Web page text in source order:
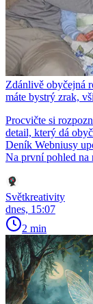
Zdánlivě obyčejná
máte bystrý zrak,
Procvičte si
detail, který dá
Deník Webniusy
Na první pohled na
Světkreativity
dnes, 15:07
2 min